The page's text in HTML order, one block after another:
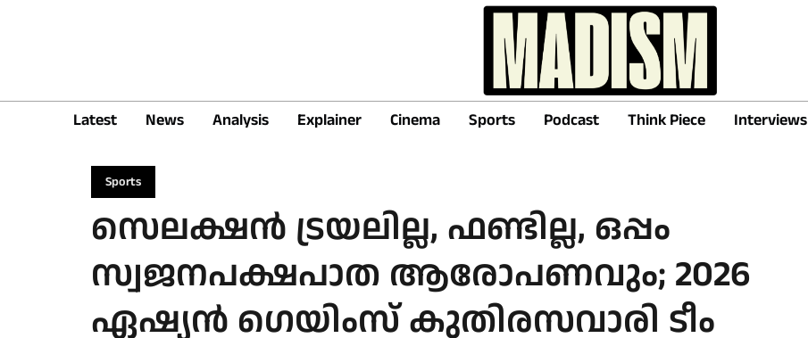
Latest News Analysis Explainer Cinema Sports Podcast Think Piece Interviews
Sports
സെലക്ഷന്‍ ട്രയലില്ല, ഫണ്ടില്ല, ഒപ്പം
സ്വജനപക്ഷപാത ആരോപണവും; 2026
ഏഷ്യന്‍ ഗെയിംസ് കുതിരസവാരി ടീം